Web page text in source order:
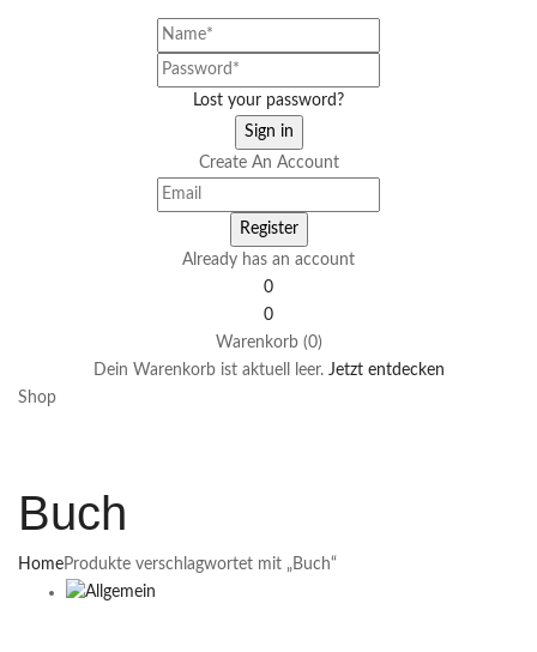
Lost your password?
Create An Account
Already has an account
0
0
Warenkorb (0)
Dein Warenkorb ist aktuell leer. Jetzt entdecken
Shop
Buch
HomeProdukte verschlagwortet mit „Buch“